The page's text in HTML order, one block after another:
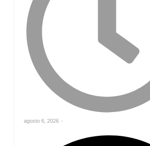
agosto 6, 2026 -